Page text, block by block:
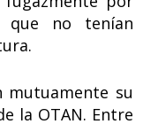
que no tenían
mutuamente su
la OTAN. Entre